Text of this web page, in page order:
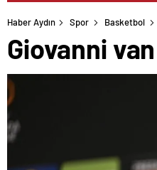
Haber Aydın Spor Basketbol
Giovanni